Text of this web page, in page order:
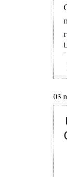
03